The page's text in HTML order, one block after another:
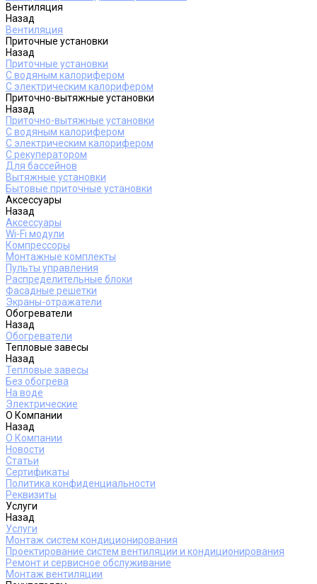
Вентиляция
Назад
Вентиляция
Приточные установки
Назад
Приточные установки
С водяным калорифером
С электрическим калорифером
Приточно-вытяжные установки
Назад
Приточно-вытяжные установки
С водяным калорифером
С электрическим калорифером
С рекуператором
Для бассейнов
Вытяжные установки
Бытовые приточные установки
Аксессуары
Назад
Аксессуары
Wi-Fi модули
Компрессоры
Монтажные комплекты
Пульты управления
Распределительные блоки
Фасадные решетки
Экраны-отражатели
Обогреватели
Назад
Обогреватели
Тепловые завесы
Назад
Тепловые завесы
Без обогрева
На воде
Электрические
О Компании
Назад
О Компании
Новости
Статьи
Сертификаты
Политика конфиденциальности
Реквизиты
Услуги
Назад
Услуги
Монтаж систем кондиционирования
Проектирование систем вентиляции и кондиционирования
Ремонт и сервисное обслуживание
Монтаж вентиляции